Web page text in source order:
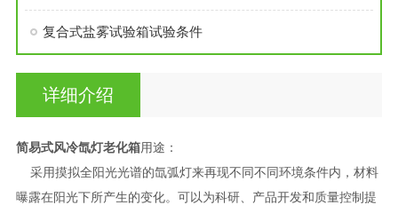
复合式盐雾试验箱试验条件
详细介绍
简易式风冷氙灯老化箱用途：
采用摸拟全阳光光谱的氙弧灯来再现不同不同环境条件内，材料
曝露在阳光下所产生的变化。可以为科研、产品开发和质量控制提